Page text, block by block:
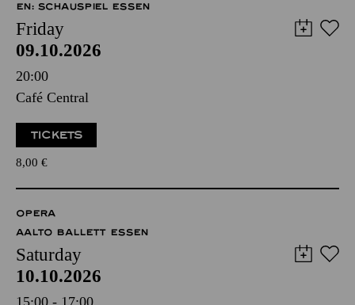
EN: SCHAUSPIEL ESSEN
Friday
09.10.2026
20:00
Café Central
TICKETS
8,00 €
OPERA
AALTO BALLETT ESSEN
Saturday
10.10.2026
15:00 - 17:00